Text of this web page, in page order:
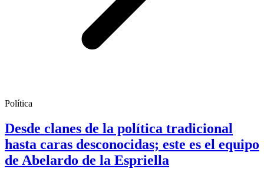
Política
Desde clanes de la política tradicional
hasta caras desconocidas; este es el equipo
de Abelardo de la Espriella